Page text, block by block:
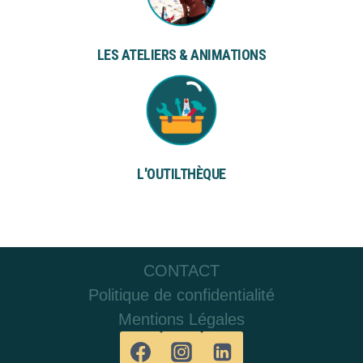
LES ATELIERS & ANIMATIONS
L'OUTILTHÈQUE
CONTACT
Politique de confidentialité
Mentions Légales